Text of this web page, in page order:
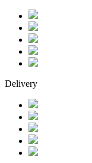
Delivery